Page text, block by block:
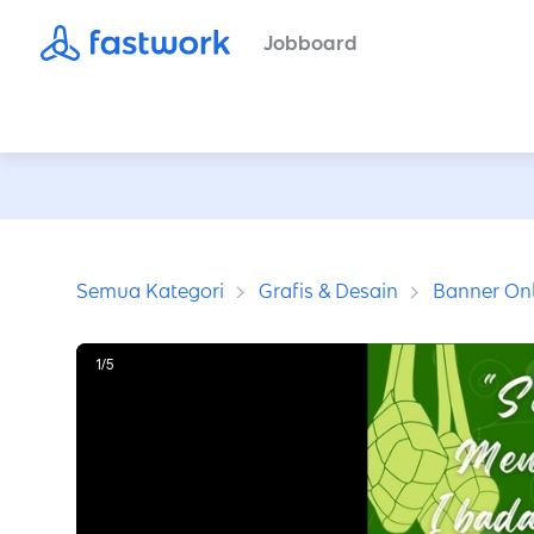
Jobboard
Semua Kategori Grafis & Desain Banner
1/5